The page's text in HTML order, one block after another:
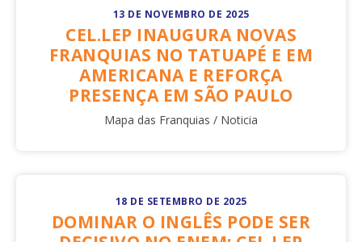
13 DE NOVEMBRO DE 2025
CEL.LEP INAUGURA NOVAS
FRANQUIAS NO TATUAPÉ E EM
AMERICANA E REFORÇA
PRESENÇA EM SÃO PAULO
Mapa das Franquias / Noticia
18 DE SETEMBRO DE 2025
DOMINAR O INGLÊS PODE SER